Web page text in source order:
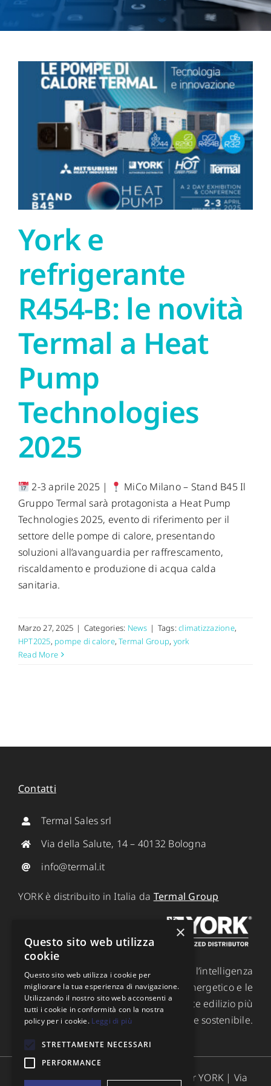
Download
York e
refrigerante
R454-B: le novità
Termal a Heat
Pump
Technologies
2025
2-3 aprile 2025 |
MiCo Milano – Stand B45 Il
Gruppo Termal sarà protagonista a Heat Pump
Technologies 2025, evento di riferimento per il
settore delle pompe di calore, presentando
soluzioni all’avanguardia per raffrescamento,
riscaldamento e produzione di acqua calda
sanitaria.
Marzo 27, 2025 | Categories: News | Tags:climatizzazione,
HPT2025, pompe di calore,Termal Group, york
Read More
Contatti
Termal Sales srl
Via della Salute, 14 – 40132 Bologna
info@termal.it
YORK è distribuito in Italia da Termal Group
Le soluzioni che offrono l’efficienza e l’intelligenza
ideali per ridurre il consumo energetico e le
emissioni, creando un ambiente edilizio più
confortevole e sostenibile.
Termal Group distributore in Italia per YORK | Via
×
Questo sito web utilizza
cookie
Questo sito web utilizza i cookie per
migliorare la tua esperienza di navigazione.
Utilizzando il nostro sito web acconsenti a
tutti i cookie in conformità con la nostra
policy per i cookie. Leggi di più
STRETTAMENTE NECESSARI
PERFORMANCE